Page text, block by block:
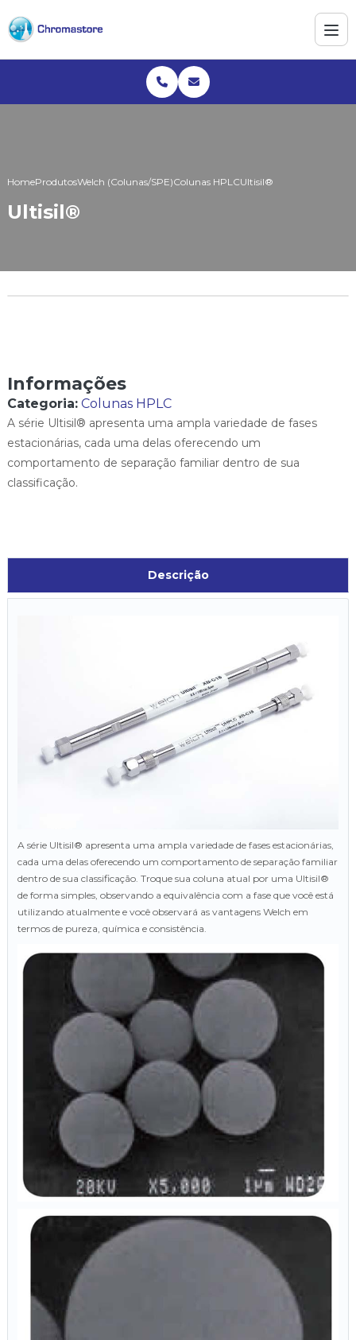
HomeProdutosWelch (Colunas/SPE)Colunas HPLCUltisil®
Ultisil®
Informações
Categoria: Colunas HPLC
A série Ultisil® apresenta uma ampla variedade de fases
estacionárias, cada uma delas oferecendo um
comportamento de separação familiar dentro de sua
classificação.
Descrição
A série Ultisil® apresenta uma ampla variedade de fases estacionárias,
cada uma delas oferecendo um comportamento de separação familiar
dentro de sua classificação. Troque sua coluna atual por uma Ultisil®
de forma simples, observando a equivalência com a fase que você está
utilizando atualmente e você observará as vantagens Welch em
termos de pureza, química e consistência.